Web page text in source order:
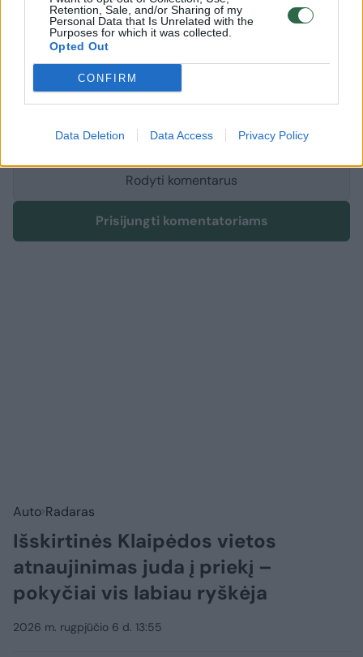
Retention, Sale, and/or Sharing of my
Personal Data that Is Unrelated with the
Purposes for which it was collected.
Opted Out
CONFIRM
Data Deletion Data Access Privacy Policy
Komentuoti po šiuo straipsniu
Komentuoti gali tik Lrytas registruoti vartotojai.
Prisijunkite prie registruotų vartotojų
Rodyti komentarus
Prisijungti komentatoriams
Auto Radaras
Išskirtinės Klaipėdos vietos
atnaujinimas juda į priekį –
pokyčiai vis labiau ryškėja
2026 m. rugpjūčio 6 d. 13:55